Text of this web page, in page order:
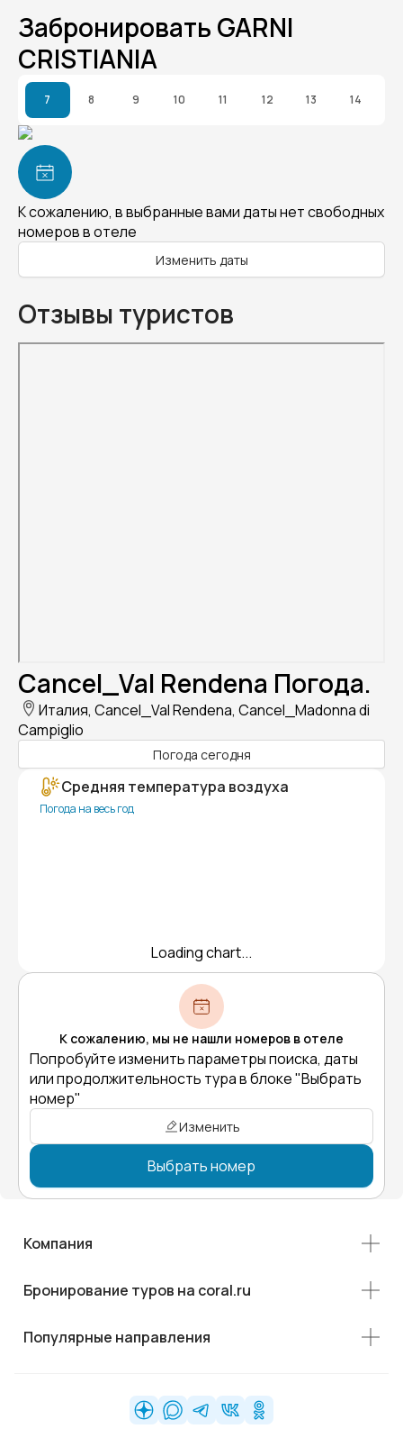
Забронировать GARNI
CRISTIANIA
7 8 9 10 11 12 13 14
К сожалению, в выбранные вами даты нет свободных
номеров в отеле
Изменить даты
Отзывы туристов
Cancel_Val Rendena Погода.
Италия, Cancel_Val Rendena, Cancel_Madonna di
Campiglio
Погода сегодня
Средняя температура воздуха
Погода на весь год
Loading chart...
К сожалению, мы не нашли номеров в отеле
Попробуйте изменить параметры поиска, даты
или продолжительность тура в блоке "Выбрать
номер"
Изменить
Выбрать номер
Компания
Бронирование туров на coral.ru
Популярные направления